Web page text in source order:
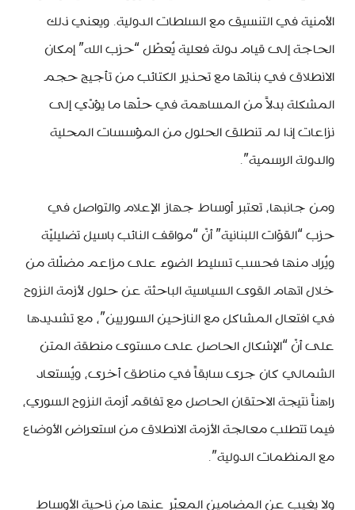
الأمنية في التنسيق مع السلطات الدولية. ويعني ذلك
الحاجة إلى قيام دولة فعلية يُعطّل “حزب الله” إمكان
الانطلاق في بنائها مع تحذير الكتائب من تأجيج حجم
المشكلة بدلاً من المساهمة في حلّها ما يؤدّي إلى
نزاعات إذا لم تنطلق الحلول من المؤسسات المحلية
والدولة الرسمية”.
ومن جانبها، تعتبر أوساط جهاز الإعلام والتواصل في
حزب “القوّات اللبنانية” أنّ “مواقف النائب باسيل تضليليّة
ويُراد منها فحسب تسليط الضوء على مزاعم مضلّلة من
خلال اتهام القوى السياسية الباحثة عن حلول لأزمة النزوح
في افتعال المشاكل مع النازحين السوريين”، مع تشديدها
على أنّ “الإشكال الحاصل على مستوى منطقة المتن
الشمالي كان جرى سابقاً في مناطق أخرى، ويُستعاد
راهناً نتيجة الاحتقان الحاصل مع تفاقم أزمة النزوح السوري،
فيما تتطلب معالجة الأزمة الانطلاق من استعراض الأوضاع
مع المنظمات الدولية”.
ولا يغيب عن المضامين المعبّر عنها من ناحية الأوساط